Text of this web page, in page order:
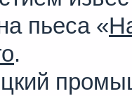
пьеса «
.